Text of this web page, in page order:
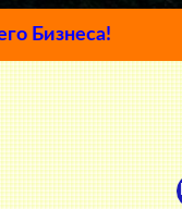
Бизнеса!